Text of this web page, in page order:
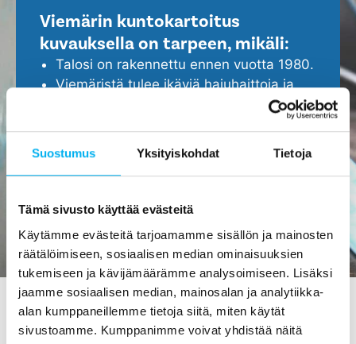
Suostumus Yksityiskohdat Tietoja
Tämä sivusto käyttää evästeitä
Käytämme evästeitä tarjoamamme sisällön ja mainosten
räätälöimiseen, sosiaalisen median ominaisuuksien
tukemiseen ja kävijämäärämme analysoimiseen. Lisäksi
jaamme sosiaalisen median, mainosalan ja analytiikka-
alan kumppaneillemme tietoja siitä, miten käytät
sivustoamme. Kumppanimme voivat yhdistää näitä
Viemärin kuntokartoitus
kuvauksella on tarpeen, mikäli:
Talosi on rakennettu ennen vuotta 1980.
Viemäristä tulee ikäviä hajuhaittoja ja
Haluat ennakoida ja turvata kotisi
ilmenemistä.